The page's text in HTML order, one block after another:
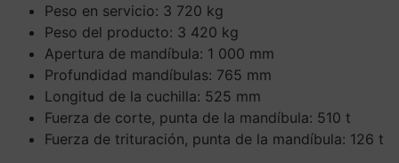
Peso en servicio: 3 720 kg
Peso del producto: 3 420 kg
Apertura de mandíbula: 1 000 mm
Profundidad mandíbulas: 765 mm
Longitud de la cuchilla: 525 mm
Fuerza de corte, punta de la mandíbula: 510 t
Fuerza de trituración, punta de la mandíbula: 126 t